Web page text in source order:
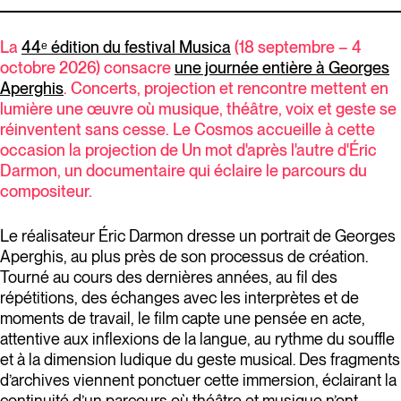
La 44ᵉ édition du festival Musica (18 septembre – 4
octobre 2026) consacre une journée entière à Georges
Aperghis. Concerts, projection et rencontre mettent en
lumière une œuvre où musique, théâtre, voix et geste se
réinventent sans cesse. Le Cosmos accueille à cette
occasion la projection de Un mot d'après l'autre d'Éric
Darmon, un documentaire qui éclaire le parcours du
compositeur.
Le réalisateur Éric Darmon dresse un portrait de Georges
Aperghis, au plus près de son processus de création.
Tourné au cours des dernières années, au fil des
répétitions, des échanges avec les interprètes et de
moments de travail, le film capte une pensée en acte,
attentive aux inflexions de la langue, au rythme du souffle
et à la dimension ludique du geste musical. Des fragments
d’archives viennent ponctuer cette immersion, éclairant la